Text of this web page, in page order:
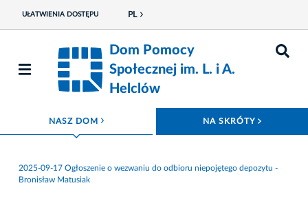
UŁATWIENIA DOSTĘPU PL
Dom Pomocy
Społecznej im. L. i A.
Helclów
NASZ DOM ROZWIŃ MENU NA SKRÓTY
2025-09-17 Ogłoszenie o wezwaniu do odbioru niepojętego depozytu -
Bronisław Matusiak